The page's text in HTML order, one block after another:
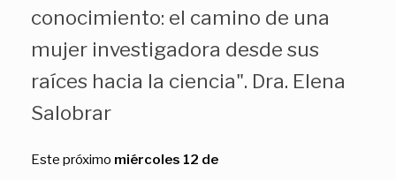
conocimiento: el camino de una
mujer investigadora desde sus
raíces hacia la ciencia". Dra. Elena
Salobrar
Este próximo miércoles 12 de